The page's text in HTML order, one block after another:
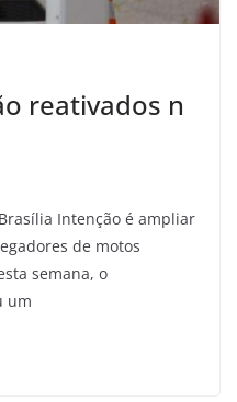
reativados n
Intenção é ampliar
de motos
semana, o
um